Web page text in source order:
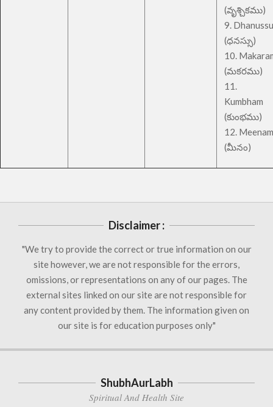
(వృశ్చికము)
9. Dhanussu
(ధనస్సు)
10.
(మకరము)
11.
Kumbham
(కుంభము)
12. Meenam
(మీనం)
Disclaimer :
"We try to provide the correct or true information on our
site however, we are not responsible for the errors,
omissions, or representations on any of our pages. The
external sites linked on our site are not responsible for
any content provided by them. The information given on
our site is for education purposes only"
ShubhAurLabh
Spiritual And Health Site